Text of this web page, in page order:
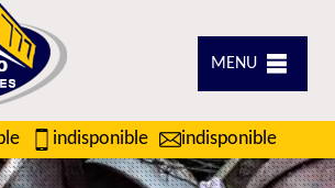
MENU
indisponible indisponible